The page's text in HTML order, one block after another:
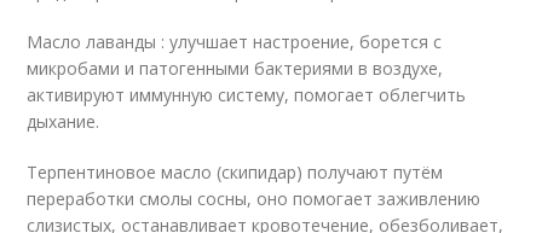
Масло лаванды : улучшает настроение, борется с
микробами и патогенными бактериями в воздухе,
активируют иммунную систему, помогает облегчить
дыхание.
Терпентиновое масло (скипидар) получают путём
переработки смолы сосны, оно помогает заживлению
слизистых, останавливает кровотечение, обезболивает,